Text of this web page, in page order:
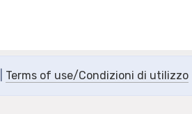
Terms of use/Condizioni di utilizzo